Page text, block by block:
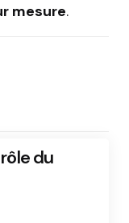
mesure.
du